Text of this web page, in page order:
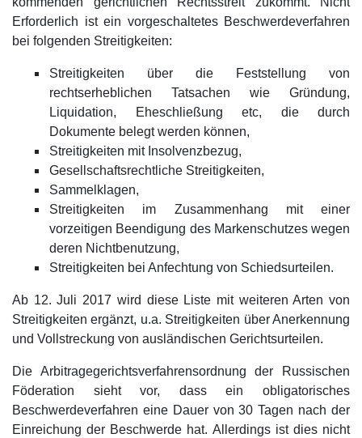
Erforderlich ist ein vorgeschaltetes Beschwerdeverfahren
bei folgenden Streitigkeiten:
Streitigkeiten über die Feststellung von
rechtserheblichen Tatsachen wie Gründung,
Liquidation, Eheschließung etc, die durch
Dokumente belegt werden können,
Streitigkeiten mit Insolvenzbezug,
Gesellschaftsrechtliche Streitigkeiten,
Sammelklagen,
Streitigkeiten im Zusammenhang mit einer
vorzeitigen Beendigung des Markenschutzes wegen
deren Nichtbenutzung,
Streitigkeiten bei Anfechtung von Schiedsurteilen.
Ab 12. Juli 2017 wird diese Liste mit weiteren Arten von
Streitigkeiten ergänzt, u.a. Streitigkeiten über Anerkennung
und Vollstreckung von ausländischen Gerichtsurteilen.
Die Arbitragegerichtsverfahrensordnung der Russischen
Föderation sieht vor, dass ein obligatorisches
Beschwerdeverfahren eine Dauer von 30 Tagen nach der
Einreichung der Beschwerde hat. Allerdings ist dies nicht